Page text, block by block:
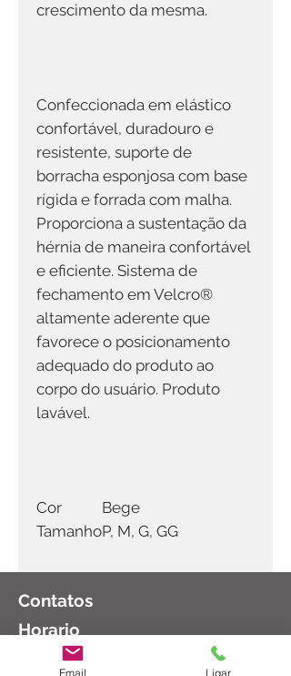
crescimento da mesma.
Confeccionada em elástico
confortável, duradouro e
resistente, suporte de
borracha esponjosa com base
rígida e forrada com malha.
Proporciona a sustentação da
hérnia de maneira confortável
e eficiente. Sistema de
fechamento em Velcro®
altamente aderente que
favorece o posicionamento
adequado do produto ao
corpo do usuário. Produto
lavável.
Cor
Bege
TamanhoP, M, G, GG
Contatos
Horario
Email Ligar